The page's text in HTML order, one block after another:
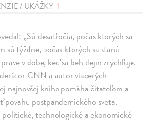
/ UKÁŽKY 1
„Sú desaťročia, počas ktorých sa
sú týždne, počas ktorých sa stanú
v dobe, keď sa beh dejín zrýchľuje.
CNN a autor viacerých
najnovšej knihe pomáha čitateľom a
postpandemického sveta.
politické, technologické a ekonomické